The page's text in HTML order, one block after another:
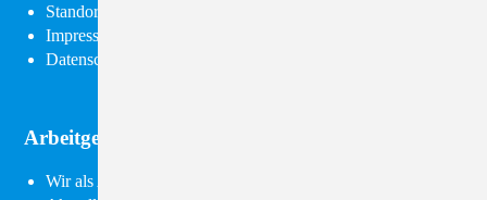
Standorte
Impressum
Datenschutz
Arbeitgeber Diakonie
Navigation
Wir als Arbeitgeber